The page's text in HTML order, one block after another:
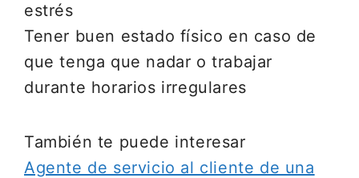
estrés
Tener buen estado físico en caso de
que tenga que nadar o trabajar
durante horarios irregulares
También te puede interesar
Agente de servicio al cliente de una